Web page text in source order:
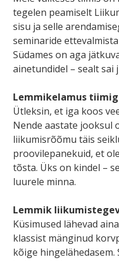
tegelen peamiselt
sisu ja selle
seminaride
Südames on aga
ainetundidel – sealt sai
Lemmikelamus
Ütleksin, et iga koos
Nende aastate jooksul
liikumisrõõmu täis
proovilepanekuid, et
tõsta. Üks on kindel –
luurele minna.
Lemmik
Küsimused lähevad
klassist mänginud
kõige hingelähedasem.